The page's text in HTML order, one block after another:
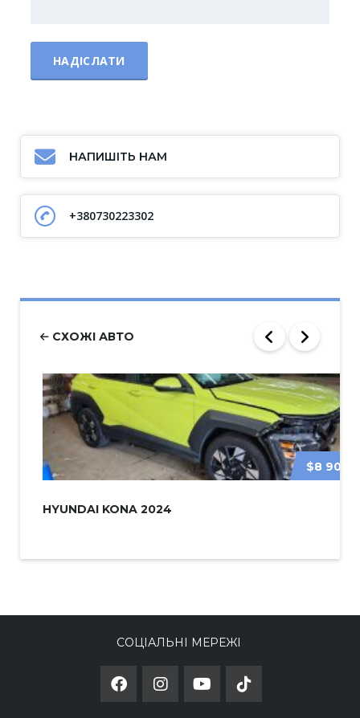
НАПИШІТЬ НАМ
+380730223302
СХОЖІ АВТО
$8 900
HYUNDAI KONA 2024
СОЦІАЛЬНІ МЕРЕЖІ